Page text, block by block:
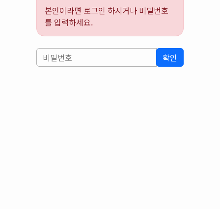
본인이라면 로그인 하시거나 비밀번호
를 입력하세요.
확인